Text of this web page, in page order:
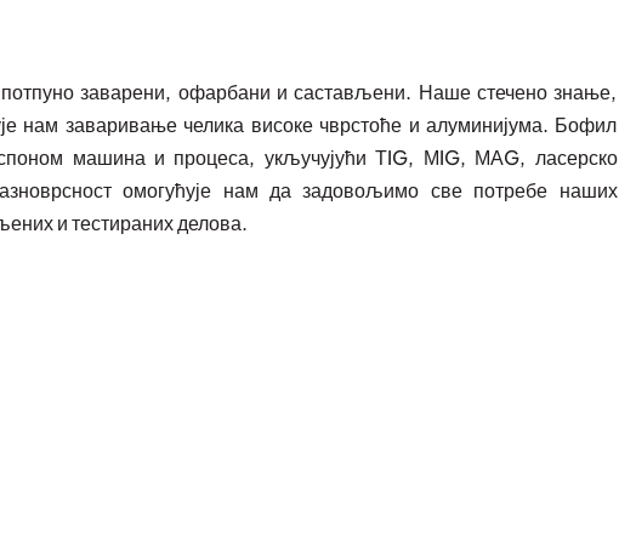
заварени, офарбани и састављени. Наше стечено знање,
нам заваривање челика високе чврстоће и алуминијума. Бофил
машина и процеса, укључујући ТIG, МIG, МАG, ласерско
омогућује нам да задовољимо све потребе наших
и тестираних делова.